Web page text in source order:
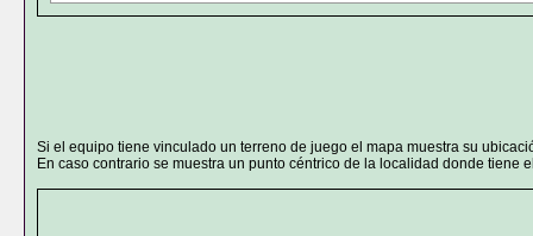
Si el equipo tiene vinculado un terreno de juego el mapa muestra su
En caso contrario se muestra un punto céntrico de la localidad donde tiene